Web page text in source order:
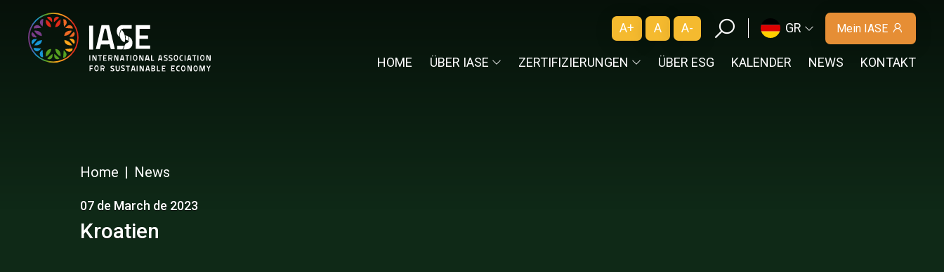
A+ A A- Mein IASE
GR
HOME ÜBER IASE ZERTIFIZIERUNGEN ÜBER ESG KALENDER NEWS KONTAKT
Home News
07 de March de 2023
Kroatien